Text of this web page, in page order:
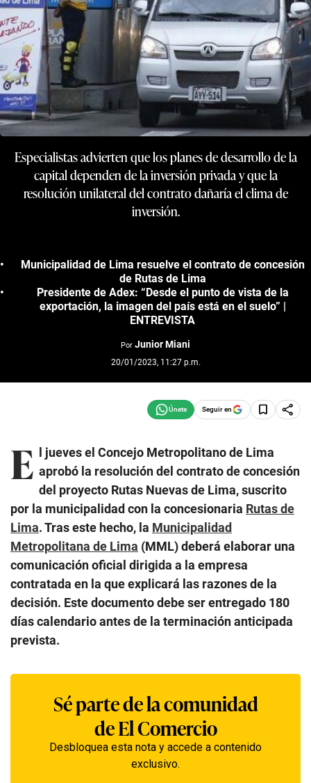
Especialistas advierten que los planes de desarrollo de la
capital dependen de la inversión privada y que la
resolución unilateral del contrato dañaría el clima de
inversión.
Municipalidad de Lima resuelve el contrato de concesión
de Rutas de Lima
Presidente de Adex: “Desde el punto de vista de la
exportación, la imagen del país está en el suelo” |
ENTREVISTA
Por Junior Miani
20/01/2023, 11:27 p.m.
Seguir en
E l jueves el Concejo Metropolitano de Lima
aprobó la resolución del contrato de concesión
del proyecto Rutas Nuevas de Lima, suscrito
por la municipalidad con la concesionaria Rutas de
Lima. Tras este hecho, la Municipalidad
Metropolitana de Lima (MML) deberá elaborar una
comunicación oficial dirigida a la empresa
contratada en la que explicará las razones de la
decisión. Este documento debe ser entregado 180
días calendario antes de la terminación anticipada
prevista.